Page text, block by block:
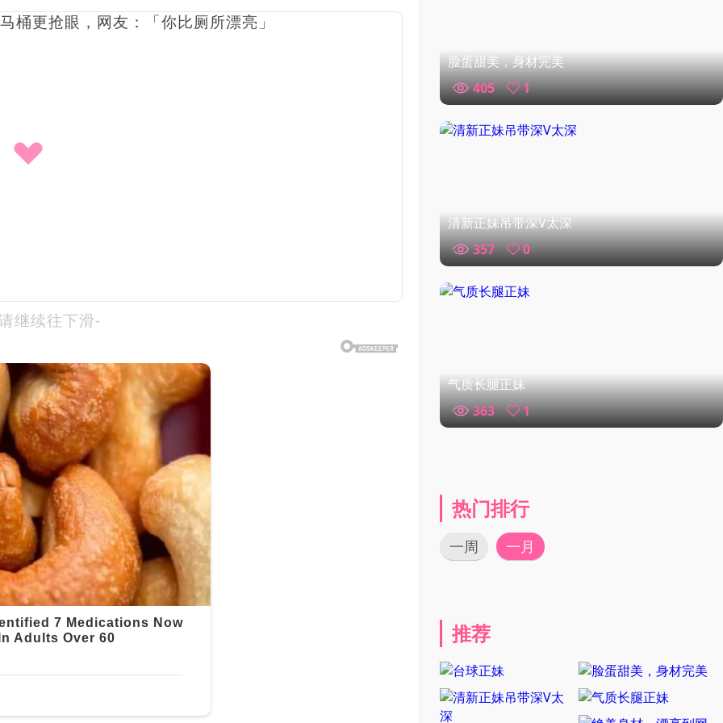
继续往下滑-
脸蛋甜美，身材完美
405
1
清新正妹吊带深V太深
357
0
气质长腿正妹
363
1
热门排行
一周 一月
推荐